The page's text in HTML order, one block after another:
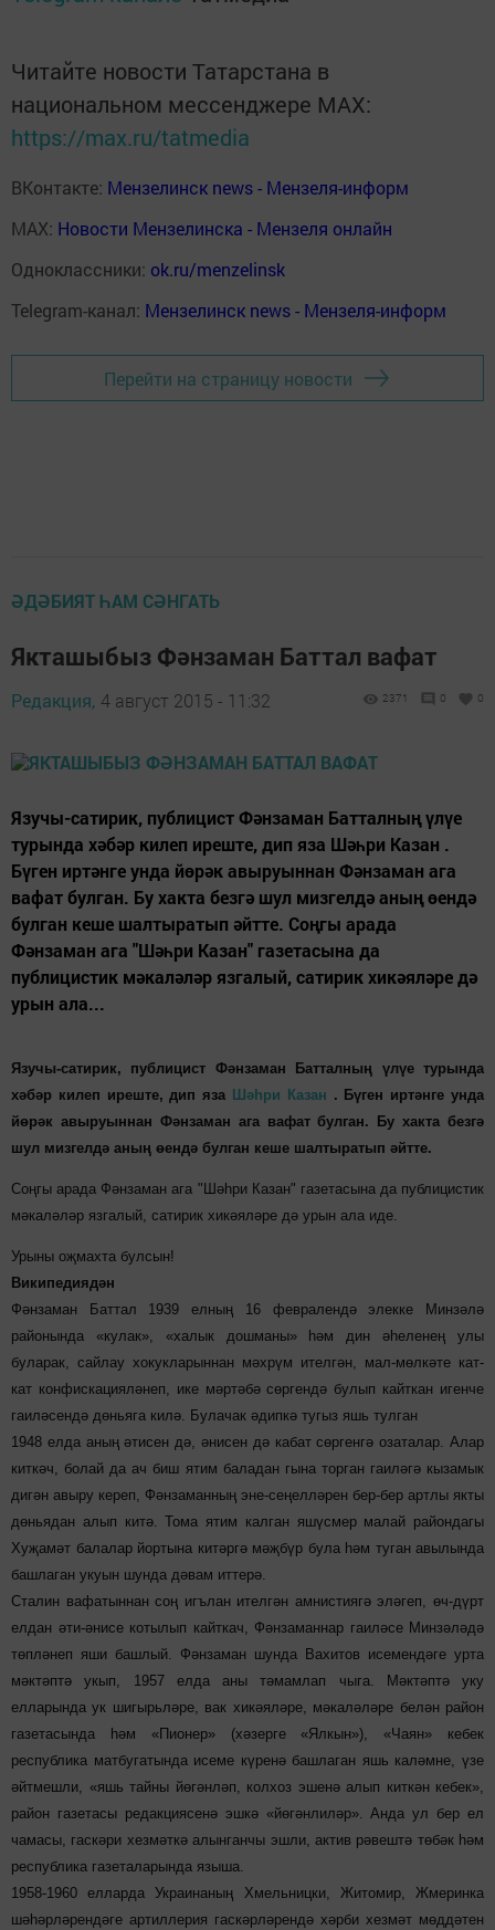
Читайте новости Татарстана в
национальном мессенджере MАХ:
https://max.ru/tatmedia
ВКонтакте: Мензелинск news - Мензеля-информ
MAX: Новости Мензелинска - Мензеля онлайн
Одноклассники: ok.ru/menzelinsk
Telegram-канал: Мензелинск news - Мензеля-информ
Перейти на страницу новости
ӘДӘБИЯТ ҺАМ СӘНГАТЬ
Якташыбыз Фәнзаман Баттал вафат
Редакция, 4 август 2015 - 11:32 2371 0 0
Язучы-сатирик, публицист Фәнзаман Батталның үлүе
турында хәбәр килеп иреште, дип яза Шәһри Казан .
Бүген иртәнге унда йөрәк авыруыннан Фәнзаман ага
вафат булган. Бу хакта безгә шул мизгелдә аның өендә
булган кеше шалтыратып әйтте. Соңгы арада
Фәнзаман ага "Шәһри Казан" газетасына да
публицистик мәкаләләр язгалый, сатирик хикәяләре дә
урын ала...
Язучы-сатирик, публицист Фәнзаман Батталның үлүе турында
хәбәр килеп иреште, дип яза Шәһри Казан . Бүген иртәнге унда
йөрәк авыруыннан Фәнзаман ага вафат булган. Бу хакта безгә
шул мизгелдә аның өендә булган кеше шалтыратып әйтте.
Соңгы арада Фәнзаман ага "Шәһри Казан" газетасына да публицистик
мәкаләләр язгалый, сатирик хикәяләре дә урын ала иде.
Урыны оҗмахта булсын!
Википедиядән
Фәнзаман Баттал 1939 елның 16 февралендә элекке Минзәлә
районында «кулак», «халык дошманы» һәм дин әһеленең улы
буларак, сайлау хокукларыннан мәхрүм ителгән, мал-мөлкәте кат-
кат конфискацияләнеп, ике мәртәбә сөргендә булып кайткан игенче
гаиләсендә дөньяга килә. Булачак әдипкә тугыз яшь тулган
1948 елда аның әтисен дә, әнисен дә кабат сөргенгә озаталар. Алар
киткәч, болай да ач биш ятим баладан гына торган гаиләгә кызамык
дигән авыру кереп, Фәнзаманның эне-сеңелләрен бер-бер артлы якты
дөньядан алып китә. Тома ятим калган яшүсмер малай райондагы
Хуҗамәт балалар йортына китәргә мәҗбүр була һәм туган авылында
башлаган укуын шунда дәвам иттерә.
Сталин вафатыннан соң игълан ителгән амнистиягә эләгеп, өч-дүрт
елдан әти-әнисе котылып кайткач, Фәнзаманнар гаиләсе Минзәләдә
төпләнеп яши башлый. Фәнзаман шунда Вахитов исемендәге урта
мәктәптә укып, 1957 елда аны тәмамлап чыга. Мәктәптә уку
елларында ук шигырьләре, вак хикәяләре, мәкаләләре белән район
газетасында һәм «Пионер» (хәзерге «Ялкын»), «Чаян» кебек
республика матбугатында исеме күренә башлаган яшь каләмне, үзе
әйтмешли, «яшь тайны йөгәнләп, колхоз эшенә алып киткән кебек»,
район газетасы редакциясенә эшкә «йөгәнлиләр». Анда ул бер ел
чамасы, гаскәри хезмәткә алынганчы эшли, актив рәвештә төбәк һәм
республика газеталарында языша.
1958-1960 елларда Украинаның Хмельницки, Житомир, Жмеринка
шәһәрләрендәге артиллерия гаскәрләрендә хәрби хезмәт мөддәтен